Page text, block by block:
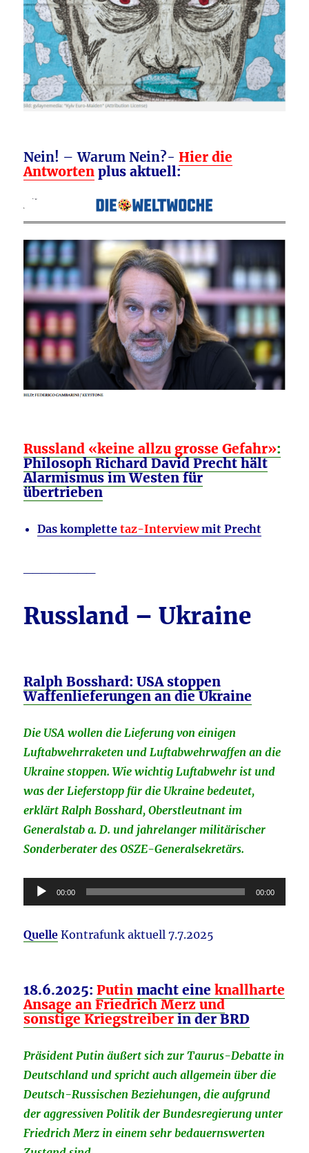
Nein! – Warum Nein?- Hier die
Antworten plus aktuell:
Russland «keine allzu grosse Gefahr»:
Philosoph Richard David Precht hält
Alarmismus im Westen für
übertrieben
Das komplettetaz-Interviewmit Precht
Russland – Ukraine
Ralph Bosshard: USA stoppen
Waffenlieferungen an die Ukraine
Die USA wollen die Lieferung von einigen
Luftabwehrraketen und Luftabwehrwaffen an die
Ukraine stoppen. Wie wichtig Luftabwehr ist und
was der Lieferstopp für die Ukraine bedeutet,
erklärt Ralph Bosshard, Oberstleutnant im
Generalstab a. D. und jahrelanger militärischer
Sonderberater des OSZE-Generalsekretärs.
Audio-
Player
00:00 00:00
Quelle Kontrafunk aktuell 7.7.2025
18.6.2025:Putin macht eineknallharte
Ansage an Friedrich Merz und
sonstige Kriegstreiberin derBRD
Präsident Putin äußert sich zur Taurus-Debatte in
Deutschland und spricht auch allgemein über die
Deutsch-Russischen Beziehungen, die aufgrund
der aggressiven Politik der Bundesregierung unter
Friedrich Merz in einem sehr bedauernswerten